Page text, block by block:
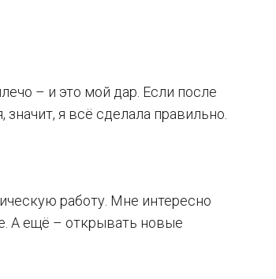
– и это мой дар. Если после
я всё сделала правильно.
работу. Мне интересно
А ещё – открывать новые